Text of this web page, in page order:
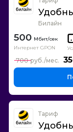
Билайн
500
Интернет GPON
700
Тариф